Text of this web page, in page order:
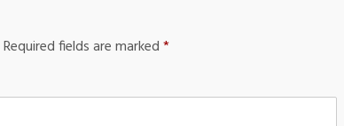
Required fields are marked*